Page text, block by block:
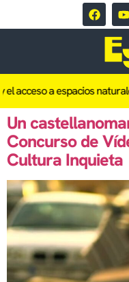
acceso a espacios
Un
Concurso de
Cultura Inquieta